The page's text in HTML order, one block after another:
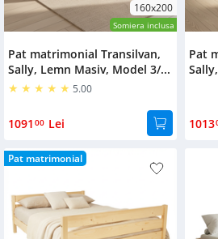
160x200
Somiera inclusa
Pat matrimonial Transilvan,
Sally, Lemn Masiv, Model 3/...
5.00
1091 00 Lei
Pat
1013
Pat matrimonial